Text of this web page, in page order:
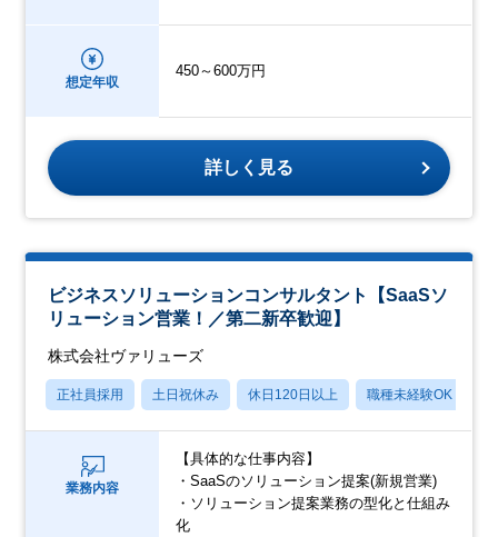
想定年収
450～600万円
詳しく見る
ビジネスソリューションコンサルタント【SaaSソ
リューション営業！／第二新卒歓迎】
株式会社ヴァリューズ
正社員採用 土日祝休み 休日120日以上 職種未経験OK
業務内容
【具体的な仕事内容】
・SaaSのソリューション提案(新規営業)
・ソリューション提案業務の型化と仕組み
化